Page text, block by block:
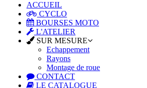
ACCUEIL
CYCLO
BOURSES MOTO
L'ATELIER
SUR MESURE
Echappement
Rayons
Montage de roue
CONTACT
LE CATALOGUE